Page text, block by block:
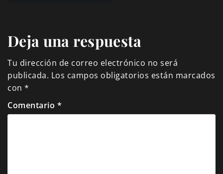
Deja una respuesta
Tu dirección de correo electrónico no será
publicada. Los campos obligatorios están marcados
con *
Comentario *